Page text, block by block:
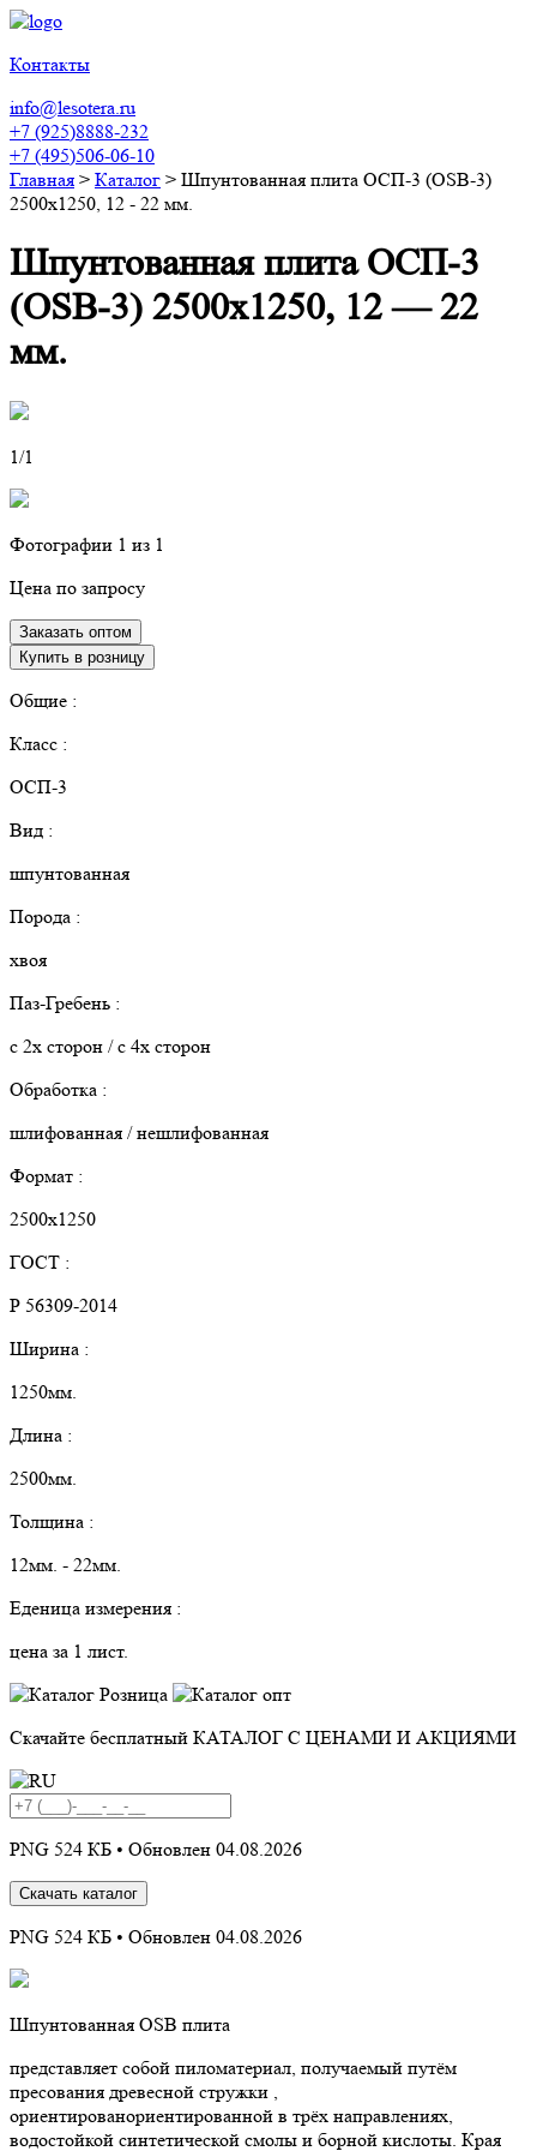
Контакты
info@lesotera.ru
+7 (925)8888-232
+7 (495)506-06-10
Главная > Каталог > Шпунтованная плита ОСП-3 (OSB-3)
2500х1250, 12 - 22 мм.
Шпунтованная плита ОСП-3
(OSB-3) 2500х1250, 12 — 22
мм.
1/1
Фотографии 1 из 1
Цена по запросу
Заказать оптом
Купить в розницу
Общие :
Класс :
ОСП-3
Вид :
шпунтованная
Порода :
хвоя
Паз-Гребень :
с 2х сторон / с 4х сторон
Обработка :
шлифованная / нешлифованная
Формат :
2500х1250
ГОСТ :
Р 56309-2014
Ширина :
1250мм.
Длина :
2500мм.
Толщина :
12мм. - 22мм.
Еденица измерения :
цена за 1 лист.
Скачайте бесплатный КАТАЛОГ С ЦЕНАМИ И АКЦИЯМИ
PNG 524 КБ • Обновлен 04.08.2026
Скачать каталог
PNG 524 КБ • Обновлен 04.08.2026
Шпунтованная OSB плита
представляет собой пиломатериал, получаемый путём
пресования древесной стружки ,
ориентированориентированной в трёх направлениях,
водостойкой синтетической смолы и борной кислоты. Края